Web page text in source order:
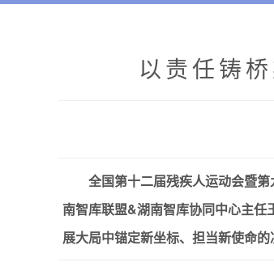
以责任铸
全国第十二届残疾人运动会暨
南智库联盟&湖南智库协同中心主
展大局中锚定新坐标、担当新使命